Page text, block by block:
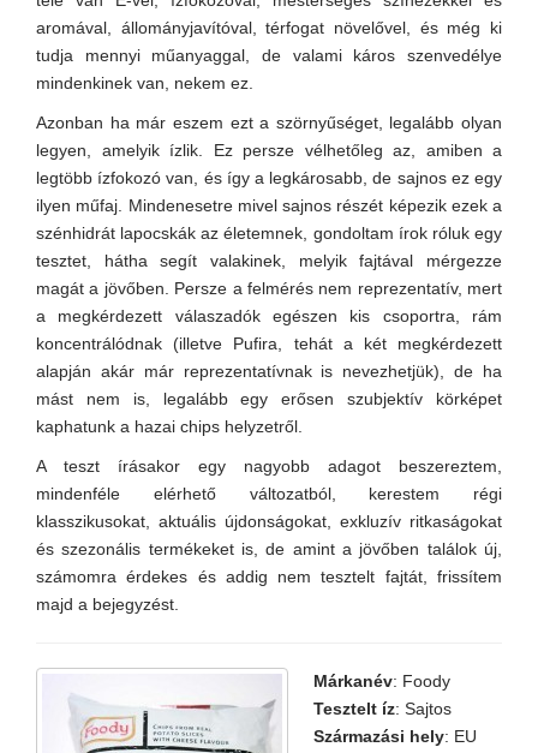
aromával, állományjavítóval, térfogat növelővel, és még ki
tudja mennyi műanyaggal, de valami káros szenvedélye
mindenkinek van, nekem ez.
Azonban ha már eszem ezt a szörnyűséget, legalább olyan
legyen, amelyik ízlik. Ez persze vélhetőleg az, amiben a
legtöbb ízfokozó van, és így a legkárosabb, de sajnos ez egy
ilyen műfaj. Mindenesetre mivel sajnos részét képezik ezek a
szénhidrát lapocskák az életemnek, gondoltam írok róluk egy
tesztet, hátha segít valakinek, melyik fajtával mérgezze
magát a jövőben. Persze a felmérés nem reprezentatív, mert
a megkérdezett válaszadók egészen kis csoportra, rám
koncentrálódnak (illetve Pufira, tehát a két megkérdezett
alapján akár már reprezentatívnak is nevezhetjük), de ha
mást nem is, legalább egy erősen szubjektív körképet
kaphatunk a hazai chips helyzetről.
A teszt írásakor egy nagyobb adagot beszereztem,
mindenféle elérhető változatból, kerestem régi
klasszikusokat, aktuális újdonságokat, exkluzív ritkaságokat
és szezonális termékeket is, de amint a jövőben találok új,
számomra érdekes és addig nem tesztelt fajtát, frissítem
majd a bejegyzést.
Márkanév: Foody
Tesztelt íz: Sajtos
Származási hely: EU